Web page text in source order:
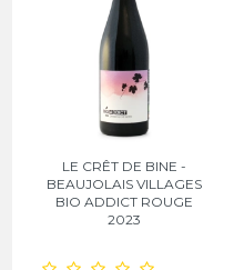
LE CRÊT DE BINE -
BEAUJOLAIS VILLAGES
BIO ADDICT ROUGE
2023